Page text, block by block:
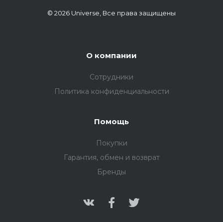
© 2026 Universe, Все права защищены
О компании
Сотрудники
Политика конфиденциальности
Помощь
Покупки
Гарантия, обмен и возврат
Бренды